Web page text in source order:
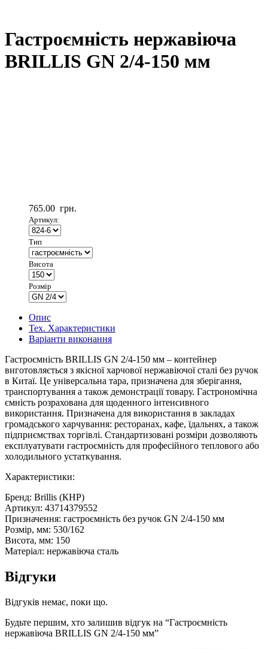
Гастроємність нержавіюча
BRILLIS GN 2/4-150 мм
765.00 грн.
Артикул:
Тип
Висота
Розмір
Опис
Тех. Характеристики
Варіанти виконання
Гастроємність BRILLIS GN 2/4-150 мм – контейнер
виготовляється з якісної харчової нержавіючої сталі без ручок
в Китаї. Це універсальна тара, призначена для зберігання,
транспортування а також демонстрації товару. Гастрономічна
ємність розрахована для щоденного інтенсивного
використання. Призначена для використання в закладах
громадського харчування: ресторанах, кафе, їдальнях, а також
підприємствах торгівлі. Стандартизовані розміри дозволяють
експлуатувати гастроємність для професійного теплового або
холодильного устаткування.
Характеристики:
Бренд: Brillis (КНР)
Артикул: 43714379552
Призначення: гастроємність без ручок GN 2/4-150 мм
Розмір, мм: 530/162
Висота, мм: 150
Матеріал: нержавіюча сталь
Відгуки
Відгуків немає, поки що.
Будьте першим, хто залишив відгук на “Гастроємність
нержавіюча BRILLIS GN 2/4-150 мм”